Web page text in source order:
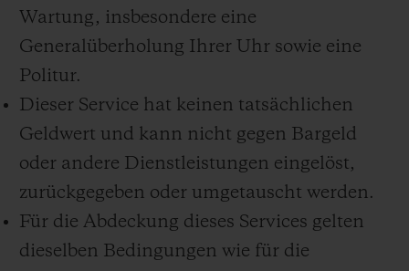
Wartung, insbesondere eine
Generalüberholung Ihrer Uhr sowie eine
Politur.
Dieser Service hat keinen tatsächlichen
Geldwert und kann nicht gegen Bargeld
oder andere Dienstleistungen eingelöst,
zurückgegeben oder umgetauscht werden.
Für die Abdeckung dieses Services gelten
dieselben Bedingungen wie für die